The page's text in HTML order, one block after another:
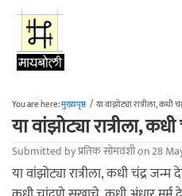
Skip to main content
You are here:मुख्यपृष्ठ / या वांझोट्या रात्रीला, कधी
या वांझोट्या रात्रीला,
Submitted byप्रतिक सोमवंशीon 28
या वांझोट्या रात्रीला, कधी चंद्र जन्म